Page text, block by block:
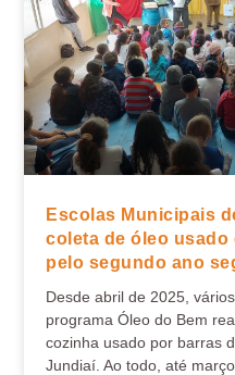
Escolas Municipais
coleta de óleo usado
pelo segundo ano
Desde abril de 2025,
programa Óleo do Bem
cozinha usado por barras
Jundiaí. Ao todo, até